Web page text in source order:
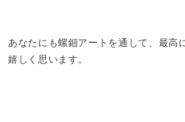
あなたにも螺鈿アートを通して、最高
嬉しく思います。